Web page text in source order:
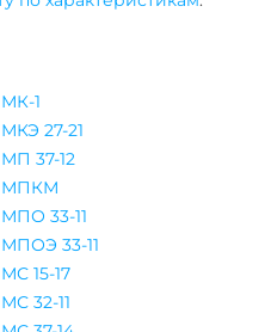
МК-1
МКЭ 27-21
МП 37-12
МПКМ
МПО 33-11
МПОЭ 33-11
МС 15-17
МС 32-11